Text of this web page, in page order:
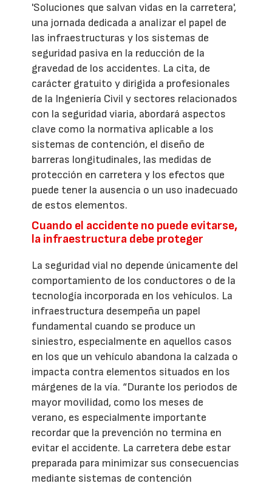
'Soluciones que salvan vidas en la carretera',
una jornada dedicada a analizar el papel de
las infraestructuras y los sistemas de
seguridad pasiva en la reducción de la
gravedad de los accidentes. La cita, de
carácter gratuito y dirigida a profesionales
de la Ingeniería Civil y sectores relacionados
con la seguridad viaria, abordará aspectos
clave como la normativa aplicable a los
sistemas de contención, el diseño de
barreras longitudinales, las medidas de
protección en carretera y los efectos que
puede tener la ausencia o un uso inadecuado
de estos elementos.
Cuando el accidente no puede evitarse,
la infraestructura debe proteger
La seguridad vial no depende únicamente del
comportamiento de los conductores o de la
tecnología incorporada en los vehículos. La
infraestructura desempeña un papel
fundamental cuando se produce un
siniestro, especialmente en aquellos casos
en los que un vehículo abandona la calzada o
impacta contra elementos situados en los
márgenes de la vía. “Durante los periodos de
mayor movilidad, como los meses de
verano, es especialmente importante
recordar que la prevención no termina en
evitar el accidente. La carretera debe estar
preparada para minimizar sus consecuencias
mediante sistemas de contención